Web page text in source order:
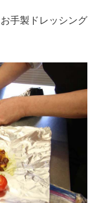
手製ドレッシング